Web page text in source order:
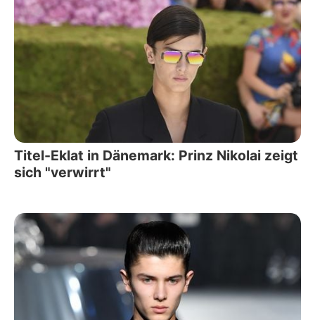
Titel-Eklat in Dänemark: Prinz Nikolai zeigt
sich "verwirrt"